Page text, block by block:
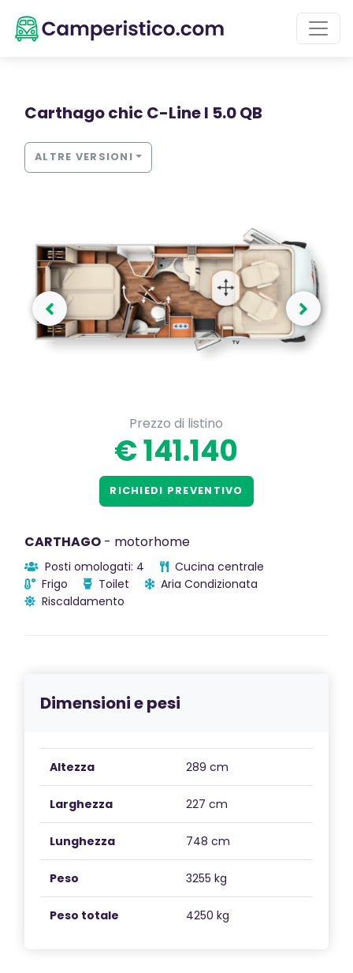
Carthago chic C-Line I 5.0 QB
ALTRE VERSIONI
Prezzo di listino
€ 141.140
RICHIEDI PREVENTIVO
CARTHAGO - motorhome
Posti omologati: 4
Cucina centrale
Frigo
Toilet
Aria Condizionata
Riscaldamento
Dimensioni e pesi
Altezza 289 cm
Larghezza 227 cm
Lunghezza 748 cm
Peso 3255 kg
Peso totale 4250 kg